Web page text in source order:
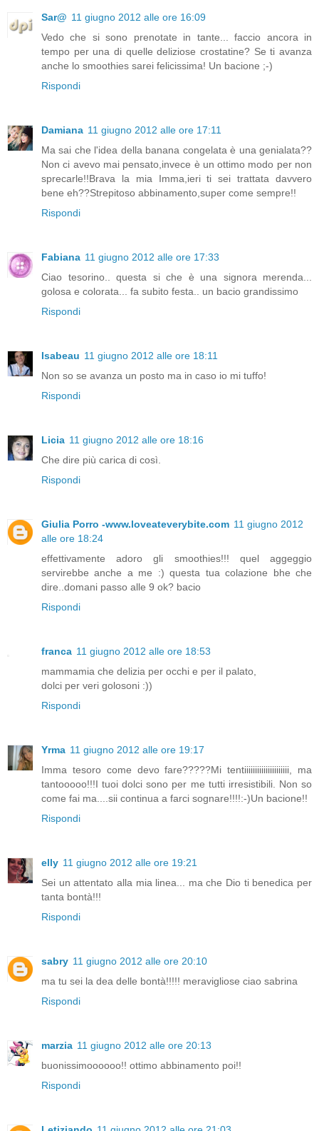
Sar@ 11 giugno 2012 alle ore 16:09
Vedo che si sono prenotate in tante... faccio ancora in
tempo per una di quelle deliziose crostatine? Se ti avanza
anche lo smoothies sarei felicissima! Un bacione ;-)
Rispondi
Damiana 11 giugno 2012 alle ore 17:11
Ma sai che l'idea della banana congelata è una genialata??
Non ci avevo mai pensato,invece è un ottimo modo per non
sprecarle!!Brava la mia Imma,ieri ti sei trattata davvero
bene eh??Strepitoso abbinamento,super come sempre!!
Rispondi
Fabiana 11 giugno 2012 alle ore 17:33
Ciao tesorino.. questa si che è una signora merenda...
golosa e colorata... fa subito festa.. un bacio grandissimo
Rispondi
Isabeau 11 giugno 2012 alle ore 18:11
Non so se avanza un posto ma in caso io mi tuffo!
Rispondi
Licia 11 giugno 2012 alle ore 18:16
Che dire più carica di così.
Rispondi
Giulia Porro -www.loveateverybite.com 11 giugno 2012
alle ore 18:24
effettivamente adoro gli smoothies!!! quel aggeggio
servirebbe anche a me :) questa tua colazione bhe che
dire..domani passo alle 9 ok? bacio
Rispondi
franca 11 giugno 2012 alle ore 18:53
mammamia che delizia per occhi e per il palato,
dolci per veri golosoni :))
Rispondi
Yrma 11 giugno 2012 alle ore 19:17
Imma tesoro come devo fare?????Mi tentiiiiiiiiiiiiiiiiiiiii, ma
tantooooo!!!I tuoi dolci sono per me tutti irresistibili. Non so
come fai ma....sii continua a farci sognare!!!!:-)Un bacione!!
Rispondi
elly 11 giugno 2012 alle ore 19:21
Sei un attentato alla mia linea... ma che Dio ti benedica per
tanta bontà!!!
Rispondi
sabry 11 giugno 2012 alle ore 20:10
ma tu sei la dea delle bontà!!!!! meravigliose ciao sabrina
Rispondi
marzia 11 giugno 2012 alle ore 20:13
buonissimoooooo!! ottimo abbinamento poi!!
Rispondi